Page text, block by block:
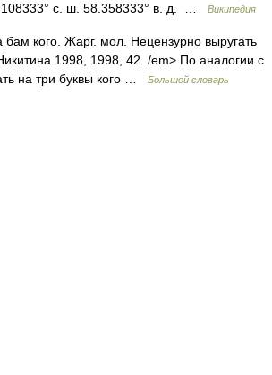
с. ш. 58.358333° в. д. …
Википедия
кого. Жарг. мол. Нецензурно выругать
1998, 1998, 42. /em> По аналогии с
на три буквы кого …
Большой словарь